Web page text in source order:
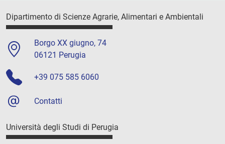
Dipartimento di Scienze Agrarie, Alimentari e Ambientali
Borgo XX giugno, 74
06121 Perugia
+39 075 585 6060
Contatti
Università degli Studi di Perugia